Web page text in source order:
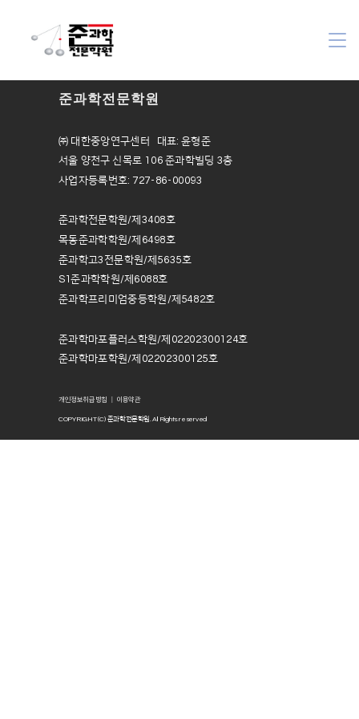
준과학전문학원
㈜ 대한중앙연구센터 대표: 윤형준
서울 양천구 신목로 106 준과학빌딩 3층
사업자등록번호: 727-86-00093
준과학전문학원/제3408호
목동준과학학원/제6498호
준과학고3전문학원/제5635호
S1준과학학원/제6088호
준과학프리미엄중등학원/제5482호
준과학마포플러스학원/제02202300124호
준과학마포학원/제02202300125호
개인정보취급방침 이용약관
COPYRIGHT (C) 준과학전문학원. All Rights reserved